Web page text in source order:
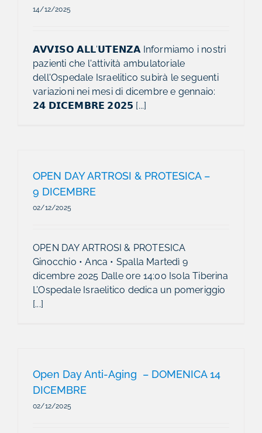
14/12/2025
𝗔𝗩𝗩𝗜𝗦𝗢 𝗔𝗟𝗟'𝗨𝗧𝗘𝗡𝗭𝗔 Informiamo i nostri
pazienti che l'attività ambulatoriale
dell'Ospedale Israelitico subirà le seguenti
variazioni nei mesi di dicembre e gennaio:
𝟮𝟰 𝗗𝗜𝗖𝗘𝗠𝗕𝗥𝗘 𝟮𝟬𝟮𝟱 [...]
OPEN DAY ARTROSI & PROTESICA –
9 DICEMBRE
02/12/2025
OPEN DAY ARTROSI & PROTESICA
Ginocchio • Anca • Spalla Martedì 9
dicembre 2025 Dalle ore 14:00 Isola Tiberina
L’Ospedale Israelitico dedica un pomeriggio
[...]
Open Day Anti-Aging – DOMENICA 14
DICEMBRE
02/12/2025